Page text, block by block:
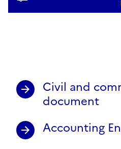
Civil and
document
Accounting